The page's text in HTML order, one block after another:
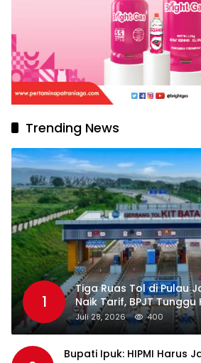
Trending News
1
Tiga Ruas Tol di Pulau
Naik Tarif, BPJT Tunggu
Standar Pelayanan
Juli 28, 2026 400
Bupati Ipuk: HIPMI Harus